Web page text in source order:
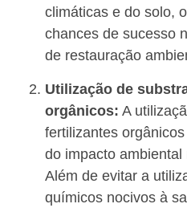
climáticas e do solo,
chances de sucesso
de restauração
Utilização de
orgânicos: A
fertilizantes
do impacto
Além de evitar a
químicos nocivos à